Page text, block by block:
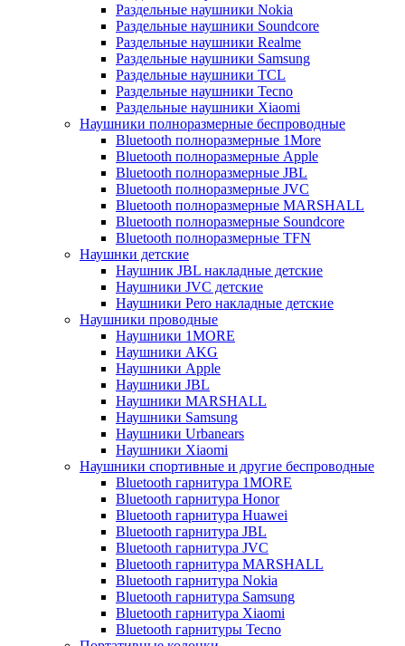
Раздельные наушники Nokia
Раздельные наушники Soundcore
Раздельные наушники Realme
Раздельные наушники Samsung
Раздельные наушники TCL
Раздельные наушники Tecno
Раздельные наушники Xiaomi
Наушники полноразмерные беспроводные
Bluetooth полноразмерные 1More
Bluetooth полноразмерные Apple
Bluetooth полноразмерные JBL
Bluetooth полноразмерные JVC
Bluetooth полноразмерные MARSHALL
Bluetooth полноразмерные Soundcore
Bluetooth полноразмерные TFN
Наушнки детские
Наушник JBL накладные детские
Наушники JVC детские
Наушники Pero накладные детские
Наушники проводные
Наушники 1MORE
Наушники AKG
Наушники Apple
Наушники JBL
Наушники MARSHALL
Наушники Samsung
Наушники Urbanears
Наушники Xiaomi
Наушники спортивные и другие беспроводные
Bluetooth гарнитура 1MORE
Bluetooth гарнитура Honor
Bluetooth гарнитура Huawei
Bluetooth гарнитура JBL
Bluetooth гарнитура JVC
Bluetooth гарнитура MARSHALL
Bluetooth гарнитура Nokia
Bluetooth гарнитура Samsung
Bluetooth гарнитура Xiaomi
Bluetooth гарнитуры Tecno